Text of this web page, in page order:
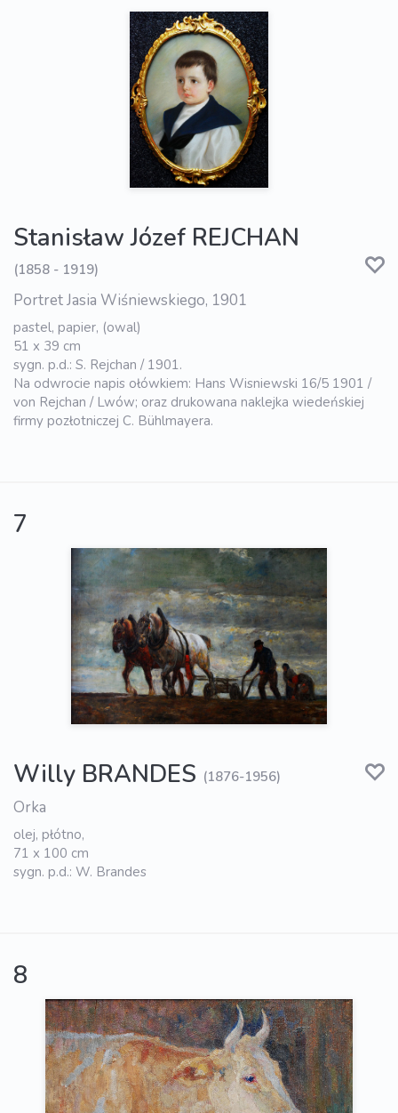
Stanisław Józef REJCHAN
(1858 - 1919)
Portret Jasia Wiśniewskiego, 1901
pastel, papier, (owal)
51 x 39 cm
sygn. p.d.: S. Rejchan / 1901.
Na odwrocie napis ołówkiem: Hans Wisniewski 16/5 1901 /
von Rejchan / Lwów; oraz drukowana naklejka wiedeńskiej
firmy pozłotniczej C. Bühlmayera.
7
Willy BRANDES (1876-1956)
Orka
olej, płótno,
71 x 100 cm
sygn. p.d.: W. Brandes
8